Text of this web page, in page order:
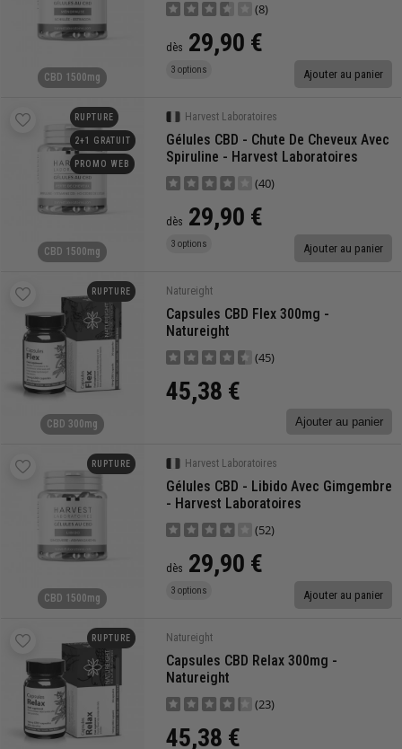
CBD 1500mg
(8)
dès 29,90 €
3 options Ajouter au panier
RUPTURE
2+1 GRATUIT
PROMO WEB
CBD 1500mg
Harvest Laboratoires
Gélules CBD - Chute De Cheveux Avec
Spiruline - Harvest Laboratoires
(40)
dès 29,90 €
3 options Ajouter au panier
RUPTURE
CBD 300mg
Natureight
Capsules CBD Flex 300mg -
Natureight
(45)
45,38 €
Ajouter au panier
RUPTURE
CBD 1500mg
Harvest Laboratoires
Gélules CBD - Libido Avec Gimgembre
- Harvest Laboratoires
(52)
dès 29,90 €
3 options Ajouter au panier
RUPTURE Natureight
Capsules CBD Relax 300mg -
Natureight
(23)
45,38 €